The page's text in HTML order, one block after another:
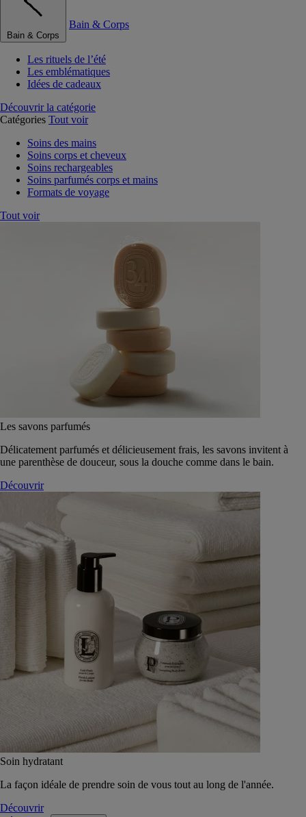
Bain & Corps
Bain & Corps
Les rituels de l’été
Les emblématiques
Idées de cadeaux
Découvrir la catégorie
Catégories Tout voir
Soins des mains
Soins corps et cheveux
Soins rechargeables
Soins parfumés corps et mains
Formats de voyage
Tout voir
Les savons parfumés
Délicatement parfumés et délicieusement frais, les savons invitent à
une parenthèse de douceur, sous la douche comme dans le bain.
Découvrir
Soin hydratant
La façon idéale de prendre soin de vous tout au long de l'année.
Découvrir